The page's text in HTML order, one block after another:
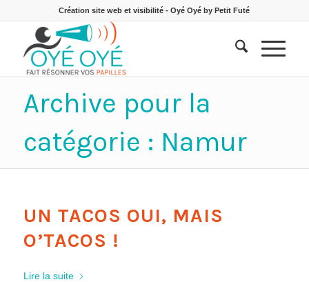
Création site web et visibilité - Oyé Oyé by Petit Futé
Archive pour la
catégorie : Namur
UN TACOS OUI, MAIS
O’TACOS !
Lire la suite